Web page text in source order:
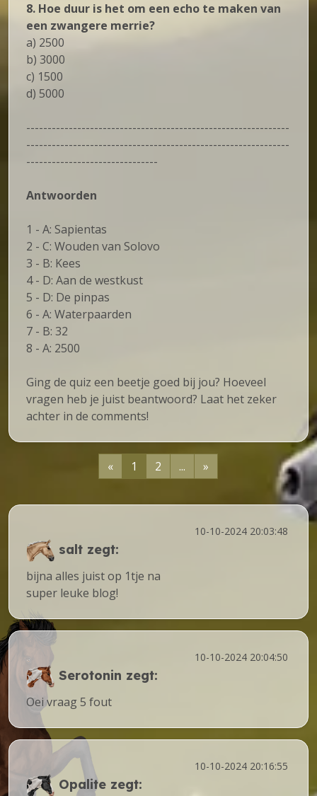
8. Hoe duur is het om een echo te maken van
een zwangere merrie?
a) 2500
b) 3000
c) 1500
d) 5000
--------------------------------------------------------------
--------------------------------------------------------------
-------------------------------
Antwoorden
1 - A: Sapientas
2 - C: Wouden van Solovo
3 - B: Kees
4 - D: Aan de westkust
5 - D: De pinpas
6 - A: Waterpaarden
7 - B: 32
8 - A: 2500
Ging de quiz een beetje goed bij jou? Hoeveel
vragen heb je juist beantwoord? Laat het zeker
achter in de comments!
« 1 2 ... »
10-10-2024 20:03:48
salt zegt:
bijna alles juist op 1tje na
super leuke blog!
10-10-2024 20:04:50
Serotonin zegt:
Oei vraag 5 fout
10-10-2024 20:16:55
Opalite zegt: